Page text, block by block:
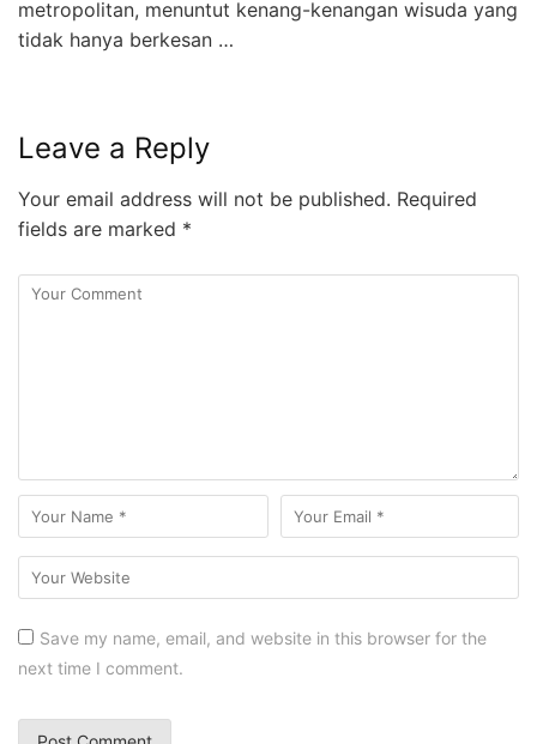
metropolitan, menuntut kenang-kenangan wisuda yang
tidak hanya berkesan …
Leave a Reply
Your email address will not be published. Required
fields are marked *
Save my name, email, and website in this browser for the
next time I comment.